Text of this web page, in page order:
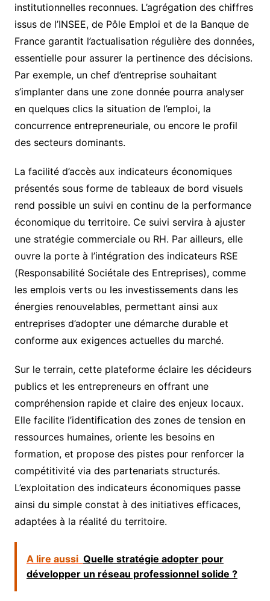
institutionnelles reconnues. L’agrégation des chiffres
issus de l’INSEE, de Pôle Emploi et de la Banque de
France garantit l’actualisation régulière des données,
essentielle pour assurer la pertinence des décisions.
Par exemple, un chef d’entreprise souhaitant
s’implanter dans une zone donnée pourra analyser
en quelques clics la situation de l’emploi, la
concurrence entrepreneuriale, ou encore le profil
des secteurs dominants.
La facilité d’accès aux indicateurs économiques
présentés sous forme de tableaux de bord visuels
rend possible un suivi en continu de la performance
économique du territoire. Ce suivi servira à ajuster
une stratégie commerciale ou RH. Par ailleurs, elle
ouvre la porte à l’intégration des indicateurs RSE
(Responsabilité Sociétale des Entreprises), comme
les emplois verts ou les investissements dans les
énergies renouvelables, permettant ainsi aux
entreprises d’adopter une démarche durable et
conforme aux exigences actuelles du marché.
Sur le terrain, cette plateforme éclaire les décideurs
publics et les entrepreneurs en offrant une
compréhension rapide et claire des enjeux locaux.
Elle facilite l’identification des zones de tension en
ressources humaines, oriente les besoins en
formation, et propose des pistes pour renforcer la
compétitivité via des partenariats structurés.
L’exploitation des indicateurs économiques passe
ainsi du simple constat à des initiatives efficaces,
adaptées à la réalité du territoire.
A lire aussi Quelle stratégie adopter pour
développer un réseau professionnel solide ?